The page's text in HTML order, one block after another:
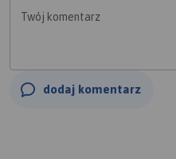
Twój komentarz
dodaj komentarz